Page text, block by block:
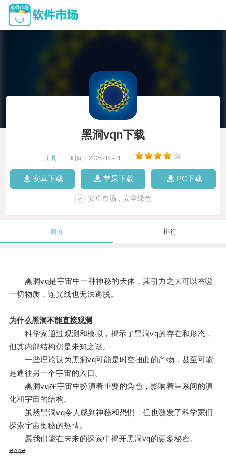
黑洞vqn下载
工具 时间：2025-10-11
安卓下载 苹果下载 PC下载
安卓市场，安全绿色
简介 排行
黑洞vq是宇宙中一种神秘的天体，其引力之大可以吞噬
一切物质，连光线也无法逃脱。
为什么黑洞不能直接观测
科学家通过观测和模拟，揭示了黑洞vq的存在和形态，
但其内部结构仍是未知之谜。
一些理论认为黑洞vq可能是时空扭曲的产物，甚至可能
是通往另一个宇宙的入口。
黑洞vq在宇宙中扮演着重要的角色，影响着星系间的演
化和宇宙的结构。
虽然黑洞vq令人感到神秘和恐惧，但也激发了科学家们
探索宇宙奥秘的热情。
愿我们能在未来的探索中揭开黑洞vq的更多秘密。
#44#